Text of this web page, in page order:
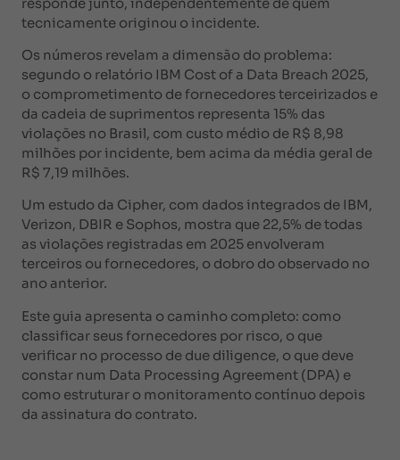
tecnicamente originou o incidente.
Os números revelam a dimensão do problema:
segundo o relatório IBM Cost of a Data Breach 2025,
o comprometimento de fornecedores terceirizados e
da cadeia de suprimentos representa 15% das
violações no Brasil, com custo médio de R$ 8,98
milhões por incidente, bem acima da média geral de
R$ 7,19 milhões.
Um estudo da Cipher, com dados integrados de IBM,
Verizon, DBIR e Sophos, mostra que 22,5% de todas
as violações registradas em 2025 envolveram
terceiros ou fornecedores, o dobro do observado no
ano anterior.
Este guia apresenta o caminho completo: como
classificar seus fornecedores por risco, o que
verificar no processo de due diligence, o que deve
constar num Data Processing Agreement (DPA) e
como estruturar o monitoramento contínuo depois
da assinatura do contrato.